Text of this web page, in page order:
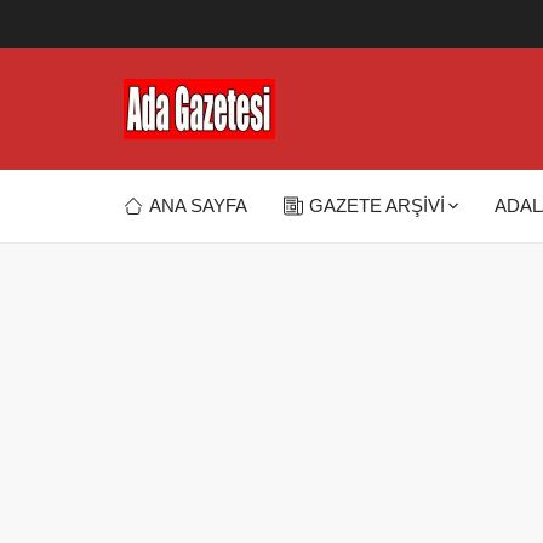
ANA SAYFA GAZETE ARŞİVİ